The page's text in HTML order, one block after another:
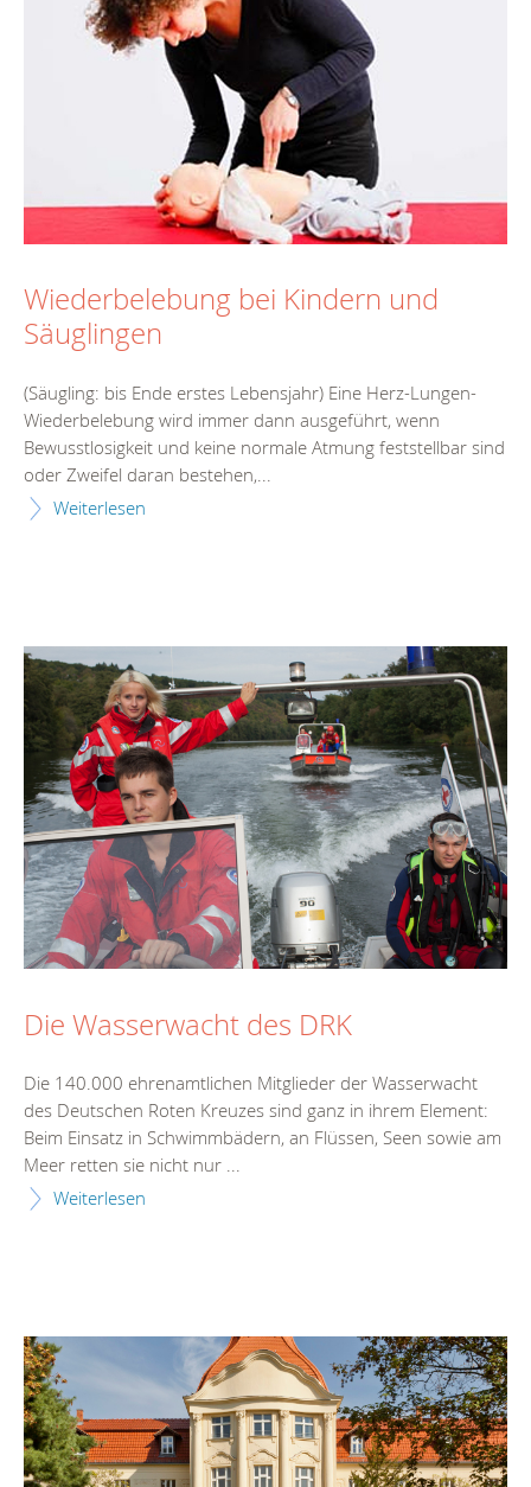
Wiederbelebung bei Kindern und
Säuglingen
(Säugling: bis Ende erstes Lebensjahr) Eine Herz-Lungen-
Wiederbelebung wird immer dann ausgeführt, wenn
Bewusstlosigkeit und keine normale Atmung feststellbar sind
oder Zweifel daran bestehen,...
Weiterlesen
Die Wasserwacht des DRK
Die 140.000 ehrenamtlichen Mitglieder der Wasserwacht
des Deutschen Roten Kreuzes sind ganz in ihrem Element:
Beim Einsatz in Schwimmbädern, an Flüssen, Seen sowie am
Meer retten sie nicht nur ...
Weiterlesen